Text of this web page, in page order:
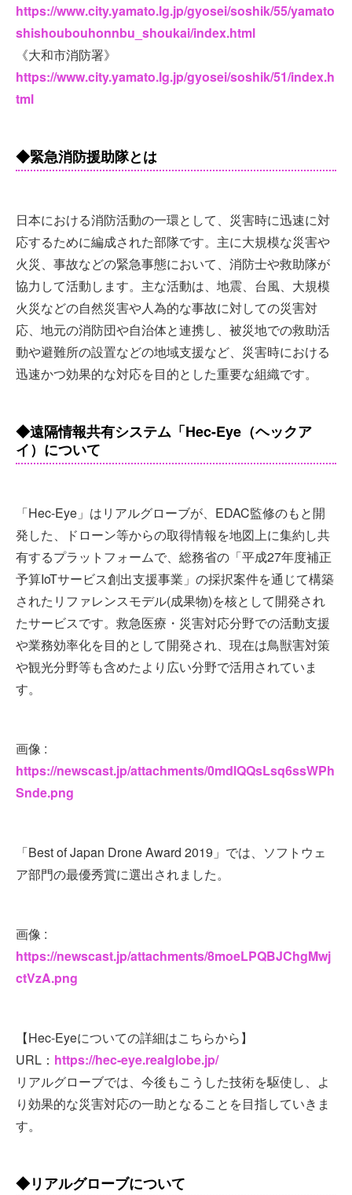
https://www.city.yamato.lg.jp/gyosei/soshik/55/yamato
shishoubouhonnbu_shoukai/index.html
《大和市消防署》
https://www.city.yamato.lg.jp/gyosei/soshik/51/index.h
tml
◆緊急消防援助隊とは
日本における消防活動の一環として、災害時に迅速に対
応するために編成された部隊です。主に大規模な災害や
火災、事故などの緊急事態において、消防士や救助隊が
協力して活動します。主な活動は、地震、台風、大規模
火災などの自然災害や人為的な事故に対しての災害対
応、地元の消防団や自治体と連携し、被災地での救助活
動や避難所の設置などの地域支援など、災害時における
迅速かつ効果的な対応を目的とした重要な組織です。
◆遠隔情報共有システム「Hec-Eye（ヘックア
イ）について
「Hec-Eye」はリアルグローブが、EDAC監修のもと開
発した、ドローン等からの取得情報を地図上に集約し共
有するプラットフォームで、総務省の「平成27年度補正
予算IoTサービス創出支援事業」の採択案件を通じて構築
されたリファレンスモデル(成果物)を核として開発され
たサービスです。救急医療・災害対応分野での活動支援
や業務効率化を目的として開発され、現在は鳥獣害対策
や観光分野等も含めたより広い分野で活用されていま
す。
画像 :
https://newscast.jp/attachments/0mdlQQsLsq6ssWPh
Snde.png
「Best of Japan Drone Award 2019」では、ソフトウェ
ア部門の最優秀賞に選出されました。
画像 :
https://newscast.jp/attachments/8moeLPQBJChgMwj
ctVzA.png
【Hec-Eyeについての詳細はこちらから】
URL： https://hec-eye.realglobe.jp/
リアルグローブでは、今後もこうした技術を駆使し、よ
り効果的な災害対応の一助となることを目指していきま
す。
◆リアルグローブについて